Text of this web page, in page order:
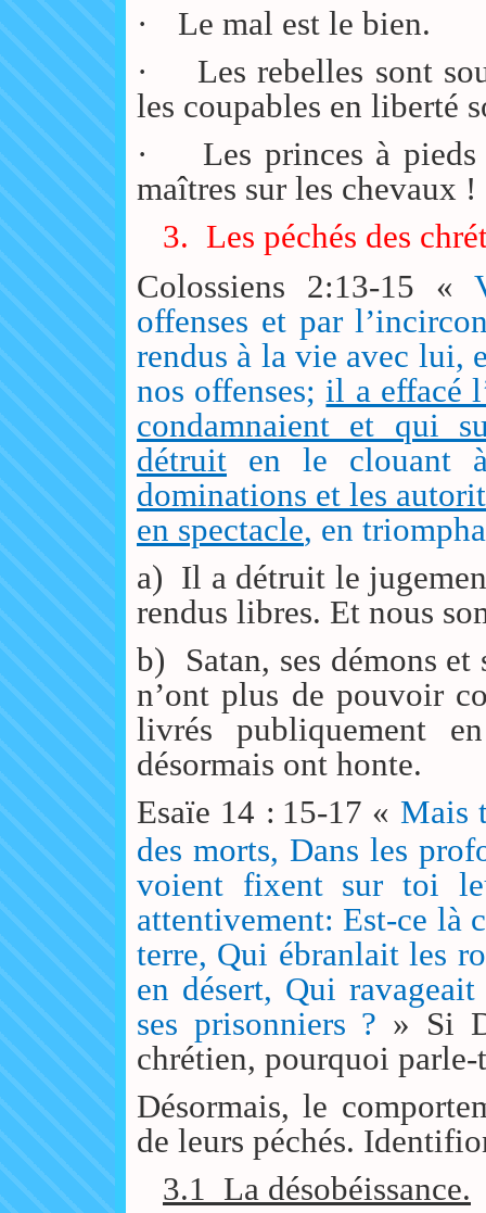
·
Le mal est le bien.
·
Les rebelles sont
les coupables en liberté
·
Les princes à
maîtres sur les chevaux !
3. Les péchés des
Colossiens 2:13-15 «
offenses et par
rendus à la vie avec lui,
nos offenses; il a effacé
condamnaient et qui
détruit en le
dominations et les
en spectacle, en
a) Il a détruit le
rendus libres. Et nous
b)
Satan, ses démons
n’ont plus de pouvoir
livrés publiquement
désormais ont honte.
Esaïe 14 : 15-17 « Mais
des morts, Dans les
voient fixent sur toi
attentivement: Est-ce là
terre, Qui ébranlait les
en désert, Qui
ses prisonniers ? » Si
chrétien, pourquoi parle-
Désormais, le
de leurs péchés.
3.1
La désobéissance.